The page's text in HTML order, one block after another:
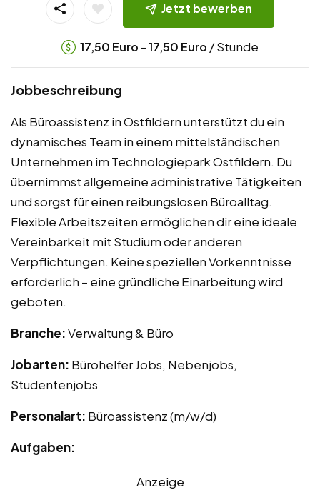
Jetzt bewerben
17,50 Euro -17,50 Euro / Stunde
Jobbeschreibung
Als Büroassistenz in Ostfildern unterstützt du ein
dynamisches Team in einem mittelständischen
Unternehmen im Technologiepark Ostfildern. Du
übernimmst allgemeine administrative Tätigkeiten
und sorgst für einen reibungslosen Büroalltag.
Flexible Arbeitszeiten ermöglichen dir eine ideale
Vereinbarkeit mit Studium oder anderen
Verpflichtungen. Keine speziellen Vorkenntnisse
erforderlich – eine gründliche Einarbeitung wird
geboten.
Branche:Verwaltung & Büro
Jobarten: Bürohelfer Jobs, Nebenjobs,
Studentenjobs
Personalart: Büroassistenz (m/w/d)
Aufgaben:
Anzeige